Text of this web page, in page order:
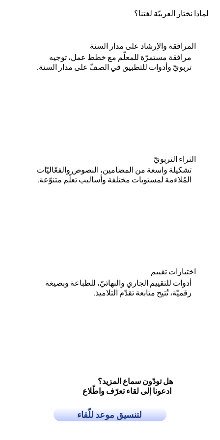
لماذا نختار العربيّة لغتنا؟
المرافقة والإرشاد على مدار السنة
مرافقة مستمرّة للمعلّم مع خطط عمل، توجيه
تربويّ وأدوات للتطبيق في الصفّ على مدار السنة.
الثراء التربويّ
تشكيلة واسعة من المضامين، النصوص والفعّاليّات
المُلاءمة لمستويات مختلفة وأساليب تعلّم متنوّعة.
اختبارات تقييم
أدوات للتقييم الجاري والنهائيّ، للطباعة وبصيغة
رقميّة، تُتيح متابعة تقدّم التلاميذ.
هل تودّون سماع المزيد؟
ادعونا إلى لقاء تعرّف واطّلاع
لتنسيق موعد للّقاء